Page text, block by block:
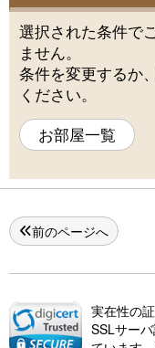
選択された条件で
ません。
条件を変更するか
ください。
お部屋一覧
前のページへ
実在性の
SSLサー